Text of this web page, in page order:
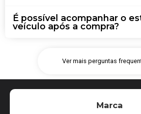
É possível acompanhar o
veículo após a compra?
Ver mais perguntas
Marca